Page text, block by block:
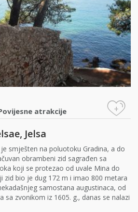
atrakcije +
Jelsa
smješten na poluotoku Gradina, a do
obrambeni zid sagrađen sa
koji se protezao od uvale Mina do
zid bio je dug 172 m i imao 800 metara
samostana augustinaca, od
sa zvonikom iz 1605. g., danas se nalazi